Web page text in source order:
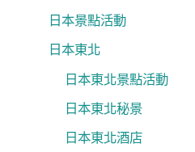
日本景點活動
日本東北
日本東北景點活動
日本東北秘景
日本東北酒店